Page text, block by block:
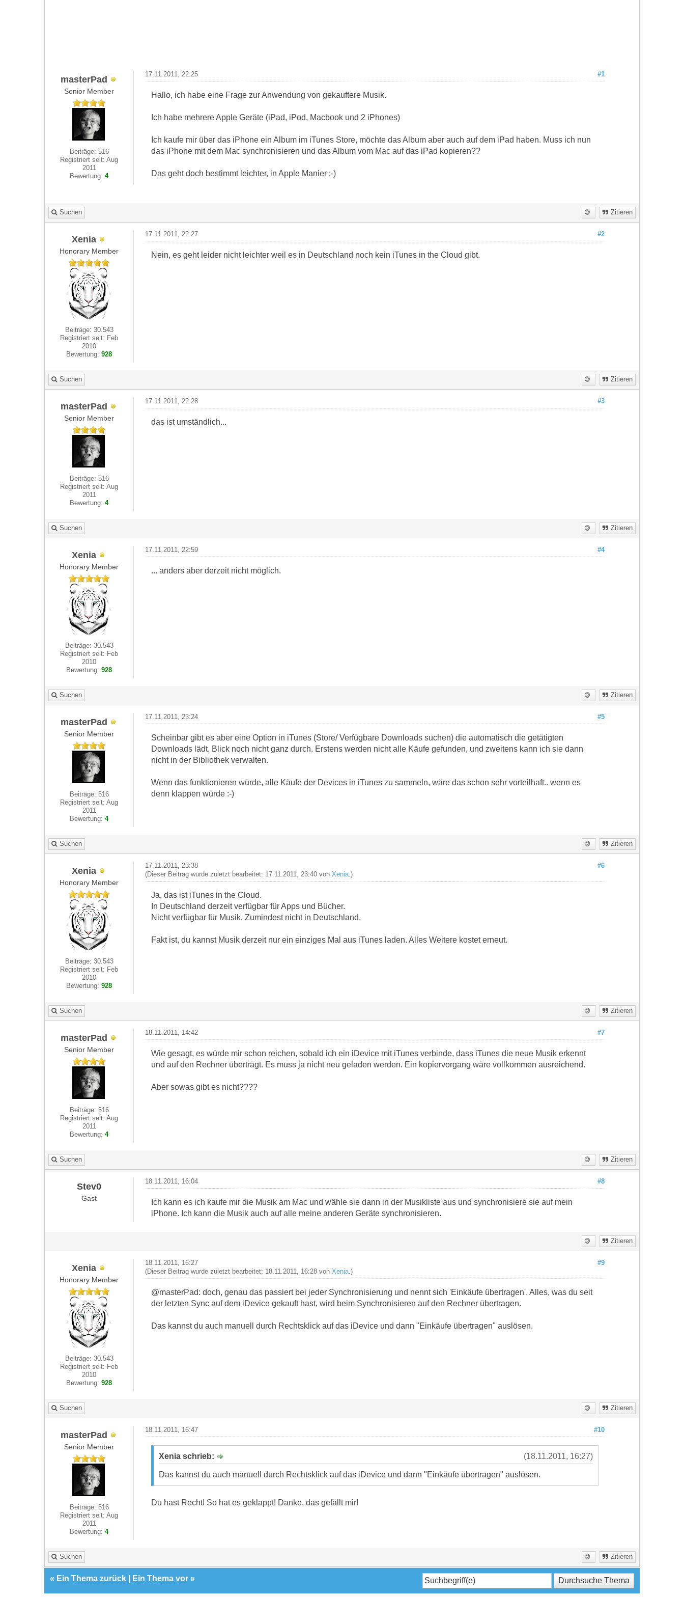
masterPad
Senior Member
Beiträge: 516
Registriert seit: Aug
2011
Bewertung:4
#1
17.11.2011, 22:25
Hallo, ich habe eine Frage zur Anwendung von gekauftere Musik.
Ich habe mehrere Apple Geräte (iPad, iPod, Macbook und 2 iPhones)
Ich kaufe mir über das iPhone ein Album im iTunes Store, möchte das Album aber auch auf dem iPad haben. Muss ich nun
das iPhone mit dem Mac synchronisieren und das Album vom Mac auf das iPad kopieren??
Das geht doch bestimmt leichter, in Apple Manier :-)
Suchen Zitieren
Xenia
Honorary Member
Beiträge: 30.543
Registriert seit: Feb
2010
Bewertung:928
#2
17.11.2011, 22:27
Nein, es geht leider nicht leichter weil es in Deutschland noch kein iTunes in the Cloud gibt.
Suchen Zitieren
masterPad
Senior Member
Beiträge: 516
Registriert seit: Aug
2011
Bewertung:4
#3
17.11.2011, 22:28
das ist umständlich...
Suchen Zitieren
Xenia
Honorary Member
Beiträge: 30.543
Registriert seit: Feb
2010
Bewertung:928
#4
17.11.2011, 22:59
... anders aber derzeit nicht möglich.
Suchen Zitieren
masterPad
Senior Member
Beiträge: 516
Registriert seit: Aug
2011
Bewertung:4
#5
17.11.2011, 23:24
Scheinbar gibt es aber eine Option in iTunes (Store/ Verfügbare Downloads suchen) die automatisch die getätigten
Downloads lädt. Blick noch nicht ganz durch. Erstens werden nicht alle Käufe gefunden, und zweitens kann ich sie dann
nicht in der Bibliothek verwalten.
Wenn das funktionieren würde, alle Käufe der Devices in iTunes zu sammeln, wäre das schon sehr vorteilhaft.. wenn es
denn klappen würde :-)
Suchen Zitieren
Xenia
Honorary Member
Beiträge: 30.543
Registriert seit: Feb
2010
Bewertung:928
#6
17.11.2011, 23:38
(Dieser Beitrag wurde zuletzt bearbeitet: 17.11.2011, 23:40 von Xenia.)
Ja, das ist iTunes in the Cloud.
In Deutschland derzeit verfügbar für Apps und Bücher.
Nicht verfügbar für Musik. Zumindest nicht in Deutschland.
Fakt ist, du kannst Musik derzeit nur ein einziges Mal aus iTunes laden. Alles Weitere kostet erneut.
Suchen Zitieren
masterPad
Senior Member
Beiträge: 516
Registriert seit: Aug
2011
Bewertung:4
#7
18.11.2011, 14:42
Wie gesagt, es würde mir schon reichen, sobald ich ein iDevice mit iTunes verbinde, dass iTunes die neue Musik erkennt
und auf den Rechner überträgt. Es muss ja nicht neu geladen werden. Ein kopiervorgang wäre vollkommen ausreichend.
Aber sowas gibt es nicht????
Suchen Zitieren
Stev0
Gast
#8
18.11.2011, 16:04
Ich kann es ich kaufe mir die Musik am Mac und wähle sie dann in der Musikliste aus und synchronisiere sie auf mein
iPhone. Ich kann die Musik auch auf alle meine anderen Geräte synchronisieren.
Zitieren
Xenia
Honorary Member
Beiträge: 30.543
Registriert seit: Feb
2010
Bewertung:928
#9
18.11.2011, 16:27
(Dieser Beitrag wurde zuletzt bearbeitet: 18.11.2011, 16:28 von Xenia.)
@masterPad: doch, genau das passiert bei jeder Synchronisierung und nennt sich 'Einkäufe übertragen'. Alles, was du seit
der letzten Sync auf dem iDevice gekauft hast, wird beim Synchronisieren auf den Rechner übertragen.
Das kannst du auch manuell durch Rechtsklick auf das iDevice und dann "Einkäufe übertragen" auslösen.
Suchen Zitieren
masterPad
Senior Member
Beiträge: 516
Registriert seit: Aug
2011
Bewertung:4
#10
18.11.2011, 16:47
(18.11.2011, 16:27)
Xenia schrieb:
Das kannst du auch manuell durch Rechtsklick auf das iDevice und dann "Einkäufe übertragen" auslösen.
Du hast Recht! So hat es geklappt! Danke, das gefällt mir!
Suchen Zitieren
« Ein Thema zurück Ein Thema vor »